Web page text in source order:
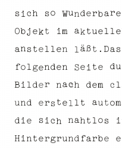
s i c h so Wunder bare
O bj ek t im aktue l l e
an ste l l en l äß t . Das
fo l genden Se i te du
B i l der nach dem c l
und er s te l l t au t om
d i e s i c h naht l os i
H i ntergrund far be e